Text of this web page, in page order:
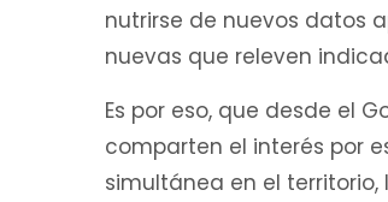
nutrirse de nuevos datos
nuevas que releven
Es por eso, que desde el
comparten el interés por
simultánea en el